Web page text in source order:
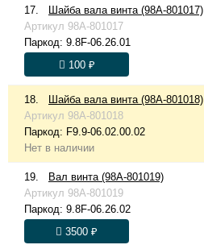
17.
Шайба вала винта (98A-801017)
Артикул 98A-801017
Паркод: 9.8F-06.26.01
100 ₽
18.
Шайба вала винта (98A-801018)
Артикул 98A-801018
Паркод: F9.9-06.02.00.02
Нет в наличии
19.
Вал винта (98A-801019)
Артикул 98A-801019
Паркод: 9.8F-06.26.02
3500 ₽